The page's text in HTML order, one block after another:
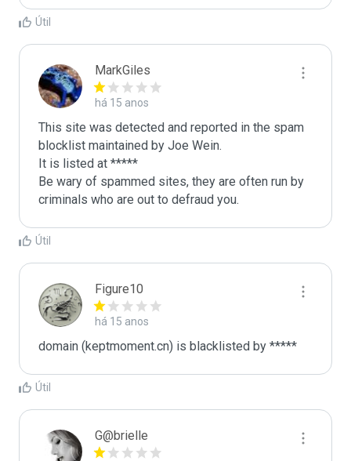
Útil
MarkGiles
há 15 anos
This site was detected and reported in the spam
blocklist maintained by Joe Wein.
It is listed at *****
Be wary of spammed sites, they are often run by
criminals who are out to defraud you.
Útil
Figure10
há 15 anos
domain (keptmoment.cn) is blacklisted by *****
Útil
G@brielle